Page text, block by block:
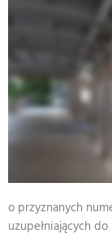
o przyznanych
uzupełniających